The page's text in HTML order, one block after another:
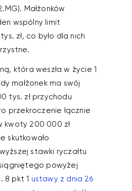
Małżonków
wspólny limit
zł, co było dla nich
która weszła w życie 1
małżonek ma swój
tys. zł przychodu
przekroczenie łącznie
kwoty 200 000 zł
skutkowało
stawki ryczałtu
powyżej
8 pkt 1 ustawy z dnia 26